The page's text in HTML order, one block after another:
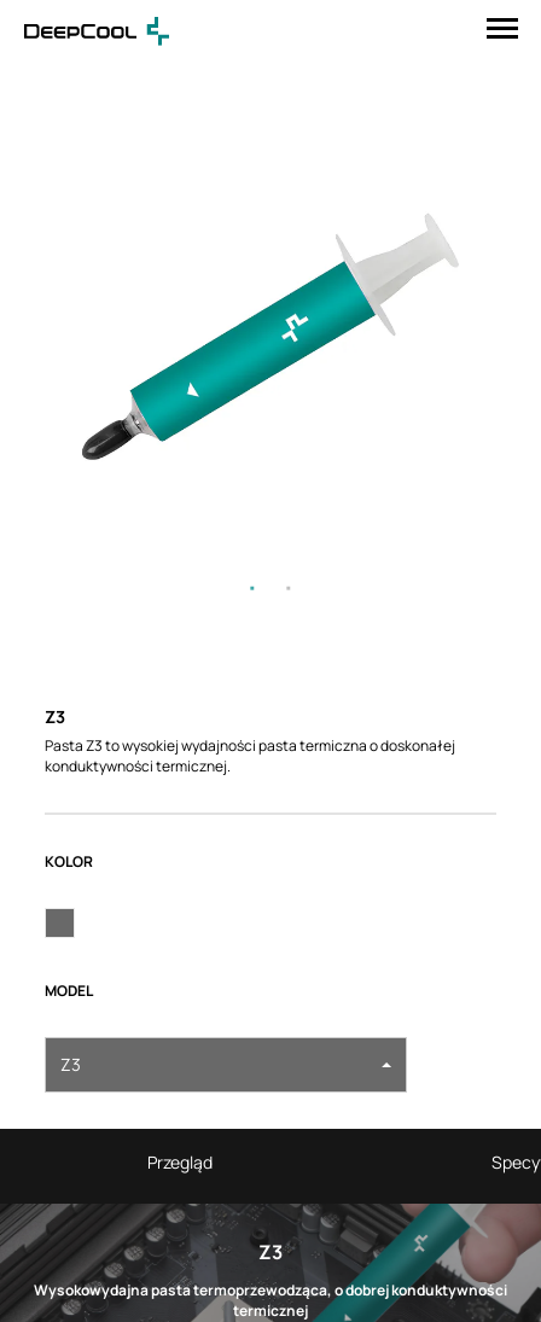
Z3
Pasta Z3 to wysokiej wydajności pasta termiczna o doskonałej
konduktywności termicznej.
KOLOR
MODEL
Z3
Przegląd
Z3
Wysokowydajna pasta termoprzewodząca, o dobrej konduktywności
termicznej